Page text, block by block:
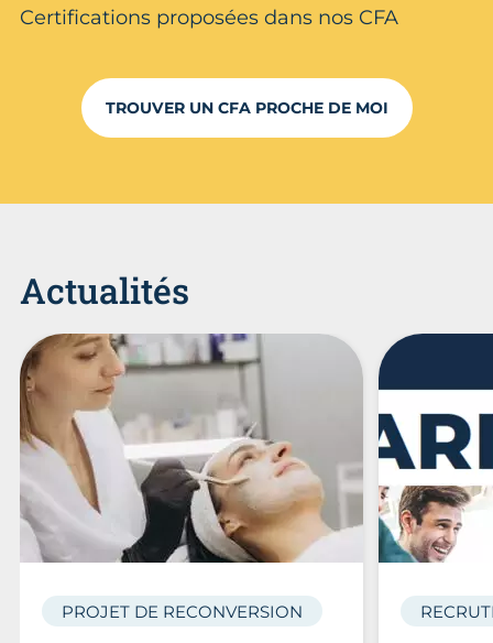
Certifications proposées dans nos CFA
TROUVER UN CFA PROCHE DE MOI
Actualités
PROJET DE RECONVERSION